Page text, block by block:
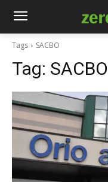
Tags SACBO
Tag: SACBO